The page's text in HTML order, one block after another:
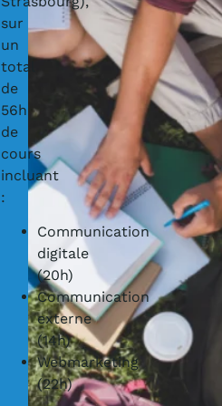
sur
un
total
de
56h
de
cours
incluant
:
Communication
digitale
(20h)
Communication
externe
(14h)
Webmarketing
(22h)